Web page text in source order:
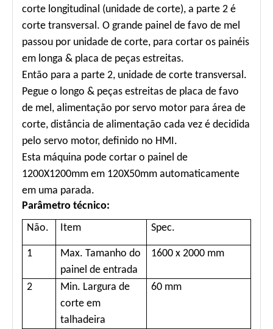
corte longitudinal (unidade de corte), a parte 2 é
corte transversal. O grande painel de favo de mel
passou por unidade de corte, para cortar os painéis
em longa & placa de peças estreitas.
Então para a parte 2, unidade de corte transversal.
Pegue o longo & peças estreitas de placa de favo
de mel, alimentação por servo motor para área de
corte, distância de alimentação cada vez é decidida
pelo servo motor, definido no HMI.
Esta máquina pode cortar o painel de
1200X1200mm em 120X50mm automaticamente
em uma parada.
Parâmetro técnico:
Não.
Item Spec.
1
Max. Tamanho do
painel de entrada
1600 x 2000 mm
2
Min. Largura de
corte em
talhadeira
60 mm